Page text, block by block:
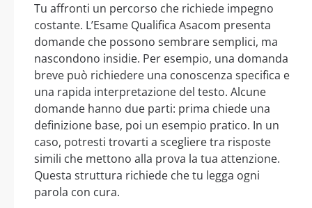
Tu affronti un percorso che richiede impegno
costante. L’Esame Qualifica Asacom presenta
domande che possono sembrare semplici, ma
nascondono insidie. Per esempio, una domanda
breve può richiedere una conoscenza specifica e
una rapida interpretazione del testo. Alcune
domande hanno due parti: prima chiede una
definizione base, poi un esempio pratico. In un
caso, potresti trovarti a scegliere tra risposte
simili che mettono alla prova la tua attenzione.
Questa struttura richiede che tu legga ogni
parola con cura.